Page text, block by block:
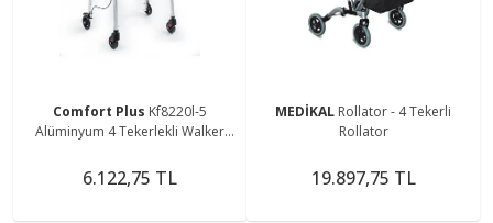
Comfort Plus Kf8220l-5
Alüminyum 4 Tekerlekli Walker
Yürüteci Tekerli
6.122,75 TL
MEDİKAL Rollator - 4 Tekerli
Rollator
19.897,75 TL